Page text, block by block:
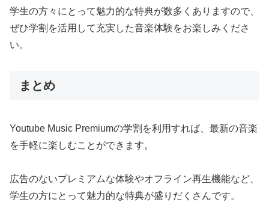
学生の方々にとって魅力的な特典が数多くありますので、
ぜひ学割を活用して充実した音楽体験をお楽しみくださ
い。
まとめ
Youtube Music Premiumの学割を利用すれば、最新の音楽
を手軽に楽しむことができます。
広告のないプレミアムな体験やオフライン再生機能など、
学生の方にとって魅力的な特典が盛りだくさんです。